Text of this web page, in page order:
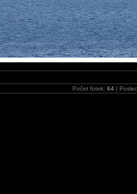
Počet fotek: 64|